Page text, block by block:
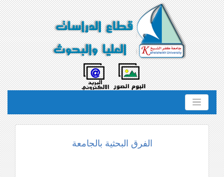
الفرق البحثية بالجامعة